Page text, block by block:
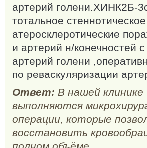
артерий голени.ХИНК2Б-
тотальное стеннотическое
атеросклеротические
и артерий н/конечностей
артерий голени
по реваскуляризации
Ответ: В нашей клинике
выполняются
операции, которые
восстановить